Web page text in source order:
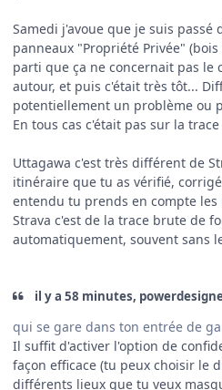
Samedi j'avoue que je suis passé
panneaux "Propriété Privée"
parti que ça ne concernait pas le
autour, et puis c'était très tôt...
potentiellement un problème ou
En tous cas c'était pas sur la
Uttagawa c'est très différent de
itinéraire que tu as vérifié,
entendu tu prends en compte
Strava c'est de la trace brute de
automatiquement, souvent sans
il y a 58 minutes,
qui se gare dans ton entrée de
Il suffit d'activer l'option de
façon efficace (tu peux choisir le
différents lieux que tu veux